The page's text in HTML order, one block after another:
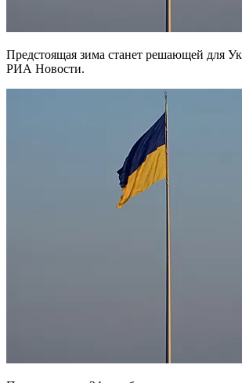
Предстоящая зима станет решающей для Украины. Об этом заявил глава МИД Германии Йоханн Вадефуль, передает
РИА Новости.